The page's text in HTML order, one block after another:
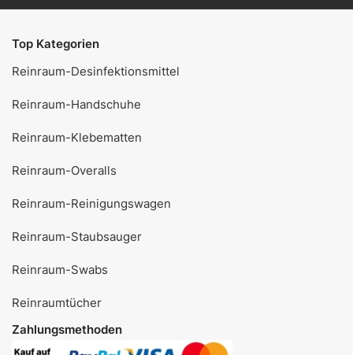
Top Kategorien
Reinraum-Desinfektionsmittel
Reinraum-Handschuhe
Reinraum-Klebematten
Reinraum-Overalls
Reinraum-Reinigungswagen
Reinraum-Staubsauger
Reinraum-Swabs
Reinraumtücher
Zahlungsmethoden